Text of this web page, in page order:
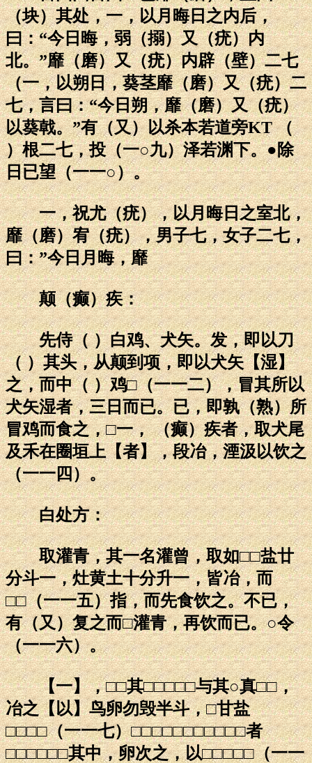
（块）其处，一，以月晦日之内后，
曰：“今日晦，弱（搦）又（疣）内
北。”靡（磨）又（疣）内辟（壁）二七
（一，以朔日，葵茎靡（磨）又（疣）二
七，言曰：“今日朔，靡（磨）又（疣）
以葵戟。”有（又）以杀本若道旁KT （
）根二七，投（一○九）泽若渊下。●除
日已望（一一○）。
一，祝尤（疣），以月晦日之室北，
靡（磨）宥（疣），男子七，女子二七，
曰：”今日月晦，靡
颠（癫）疾：
先侍（ ）白鸡、犬矢。发，即以刀
（ ）其头，从颠到项，即以犬矢【湿】
之，而中（ ）鸡□（一一二），冒其所以
犬矢湿者，三日而已。已，即孰（熟）所
冒鸡而食之，□一， （癫）疾者，取犬尾
及禾在圈垣上【者】，段冶，湮汲以饮之
（一一四）。
白处方：
取灌青，其一名灌曾，取如□□盐廿
分斗一，灶黄土十分升一，皆冶，而
□□（一一五）指，而先食饮之。不已，
有（又）复之而□灌青，再饮而已。○令
（一一六）。
【一】，□□其□□□□□与其○真□□，
冶之【以】鸟卵勿毁半斗，□甘盐
□□□□（一一七）□□□□□□□□□□□者
□□□□□□其中，卵次之，以□□□□□（一一